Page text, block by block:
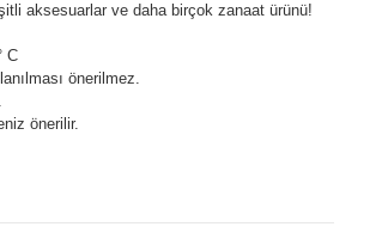
aksesuarlar ve daha birçok zanaat ürünü!
C
önerilmez.
önerilir.